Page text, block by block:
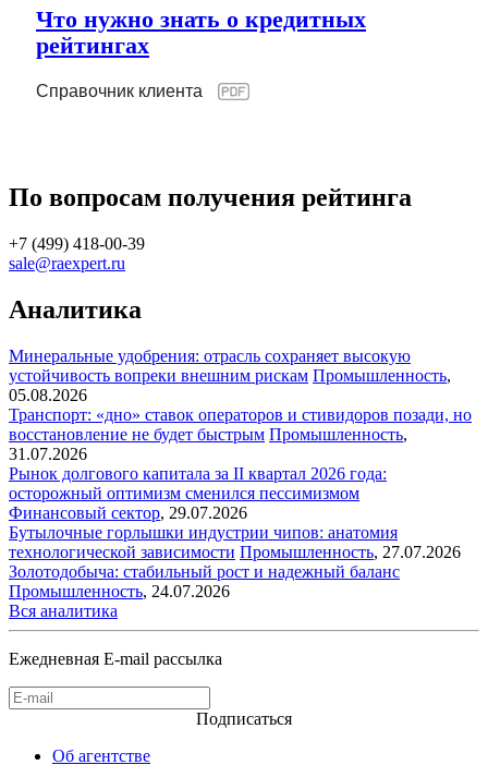
Что нужно знать о кредитных
рейтингах
Справочник клиента
По вопросам получения рейтинга
+7 (499) 418-00-39
sale@raexpert.ru
Аналитика
Минеральные удобрения: отрасль сохраняет высокую
устойчивость вопреки внешним рискам Промышленность,
05.08.2026
Транспорт: «дно» ставок операторов и стивидоров позади, но
восстановление не будет быстрым Промышленность,
31.07.2026
Рынок долгового капитала за II квартал 2026 года:
осторожный оптимизм сменился пессимизмом
Финансовый сектор, 29.07.2026
Бутылочные горлышки индустрии чипов: анатомия
технологической зависимости Промышленность, 27.07.2026
Золотодобыча: стабильный рост и надежный баланс
Промышленность, 24.07.2026
Вся аналитика
Ежедневная E-mail рассылка
Подписаться
Об агентстве